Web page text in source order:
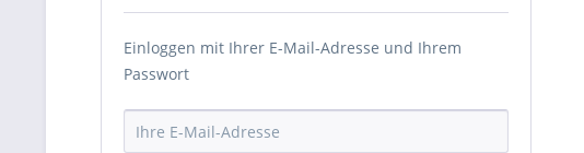
Einloggen mit Ihrer E-Mail-Adresse und Ihrem
Passwort